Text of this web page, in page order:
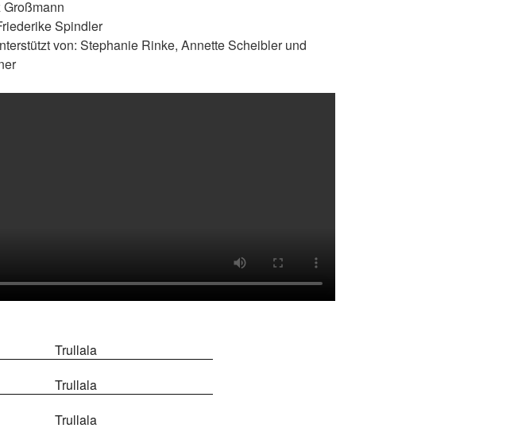
Spindler
von: Stephanie Rinke, Annette Scheibler und